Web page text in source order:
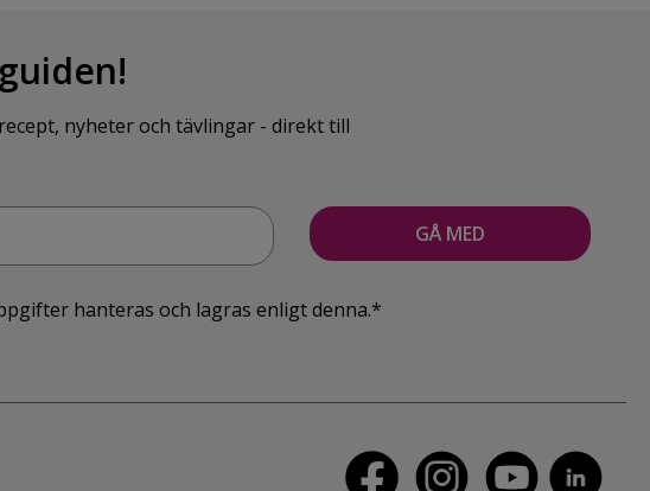
nyheter och tävlingar - direkt till
hanteras och lagras enligt denna.*